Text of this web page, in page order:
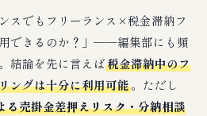
スでもフリーランス×税金滞納フ
できるのか？」──編集部にも頻
結論を先に言えば税金滞納中のフ
ングは十分に利用可能。ただし
る売掛金差押えリスク・分納相談